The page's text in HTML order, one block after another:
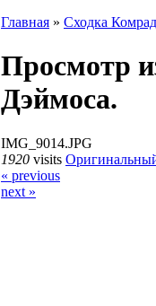
Главная » Сходка
Просмотр
Дэймоса.
IMG_9014.JPG
1920 visits
« previous
next »